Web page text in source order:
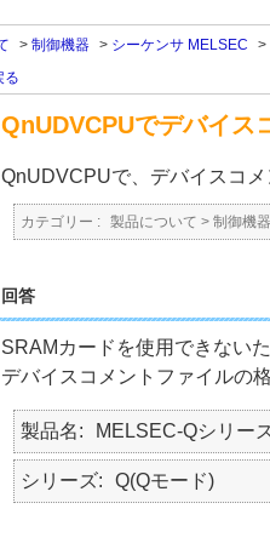
> 制御機器 > シーケンサ MELSEC >
る
QnUDVCPUでデバイス
QnUDVCPUで、デバイスコ
カテゴリー : 製品について > 制御機器
回答
SRAMカードを使用できない
デバイスコメントファイルの
製品名 MELSEC-Qシリー
シリーズ Q(Qモード)